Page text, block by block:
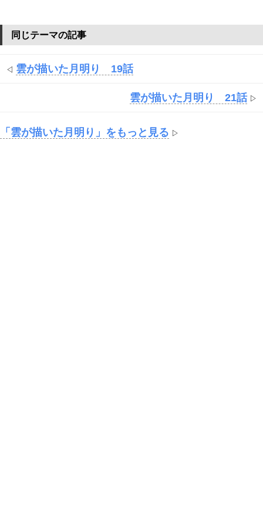
同じテーマの記事
◁ 雲が描いた月明り 19話
雲が描いた月明り 21話▷
「雲が描いた月明り」をもっと見る ▷